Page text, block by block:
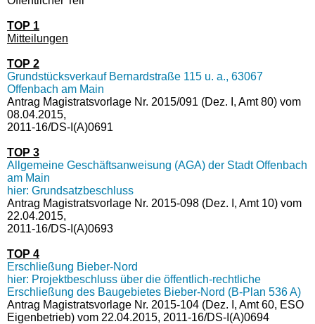
TOP 1
Mitteilungen
TOP 2
Grundstücksverkauf Bernardstraße 115 u. a., 63067
Offenbach am Main
Antrag Magistratsvorlage Nr. 2015/091 (Dez. I, Amt 80) vom
08.04.2015,
2011-16/DS-I(A)0691
TOP 3
Allgemeine Geschäftsanweisung (AGA) der Stadt Offenbach
am Main
hier: Grundsatzbeschluss
Antrag Magistratsvorlage Nr. 2015-098 (Dez. I, Amt 10) vom
22.04.2015,
2011-16/DS-I(A)0693
TOP 4
Erschließung Bieber-Nord
hier: Projektbeschluss über die öffentlich-rechtliche
Erschließung des Baugebietes Bieber-Nord (B-Plan 536 A)
Antrag Magistratsvorlage Nr. 2015-104 (Dez. I, Amt 60, ESO
Eigenbetrieb) vom 22.04.2015, 2011-16/DS-I(A)0694